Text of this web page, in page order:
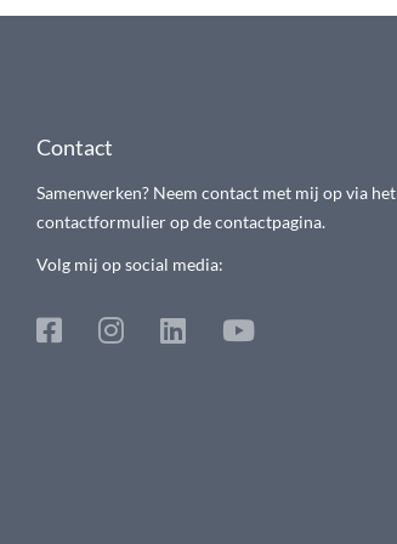
Contact
Samenwerken? Neem contact met mij op via het
contactformulier op de contactpagina.
Volg mij op social media: